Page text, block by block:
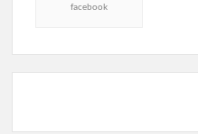
facebook